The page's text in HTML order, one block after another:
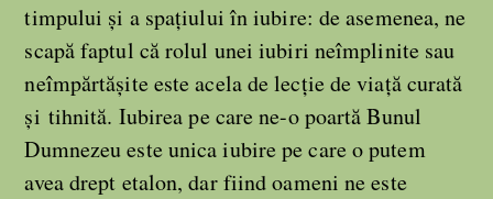
timpului și a spațiului în iubire: de asemenea, ne
scapă faptul că rolul unei iubiri neîmplinite sau
neîmpărtășite este acela de lecție de viață curată
și tihnită. Iubirea pe care ne-o poartă Bunul
Dumnezeu este unica iubire pe care o putem
avea drept etalon, dar fiind oameni ne este